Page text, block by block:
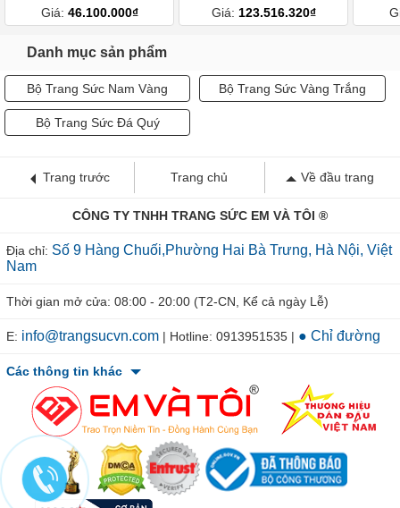
Giá: 46.100.000₫ Giá: 123.516.320₫
Danh mục sản phẩm
Bộ Trang Sức Nam Vàng Bộ Trang Sức Vàng Trắng
Bộ Trang Sức Đá Quý
Trang trước Trang chủ Về đầu trang
CÔNG TY TNHH TRANG SỨC EM VÀ TÔI ®
Địa chỉ: Số 9 Hàng Chuối,Phường Hai Bà Trưng, Hà Nội, Việt
Nam
Thời gian mở cửa: 08:00 - 20:00 (T2-CN, Kể cả ngày Lễ)
E: info@trangsucvn.com | Hotline: 0913951535 | ● Chỉ đường
Các thông tin khác